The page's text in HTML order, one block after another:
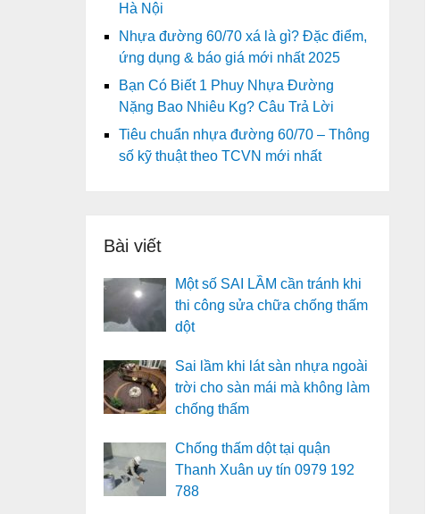
Hà Nội
Nhựa đường 60/70 xá là gì? Đặc điểm,
ứng dụng & báo giá mới nhất 2025
Bạn Có Biết 1 Phuy Nhựa Đường
Nặng Bao Nhiêu Kg? Câu Trả Lời
Tiêu chuẩn nhựa đường 60/70 – Thông
số kỹ thuật theo TCVN mới nhất
Bài viết
Một số SAI LẦM cần tránh khi
thi công sửa chữa chống thấm
dột
Sai lầm khi lát sàn nhựa ngoài
trời cho sàn mái mà không làm
chống thấm
Chống thấm dột tại quận
Thanh Xuân uy tín 0979 192
788